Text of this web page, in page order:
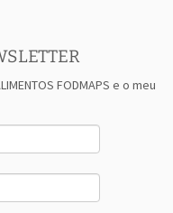
FODMAPS e o meu